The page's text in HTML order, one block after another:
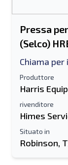
Pressa
(Selco)
Chiama per
Produttore
Harris
rivenditore
Himes
Situato in
Robinson,